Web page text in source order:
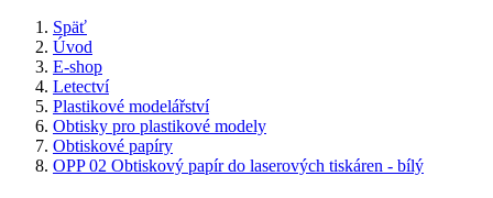
Späť
Úvod
E-shop
Letectví
Plastikové modelářství
Obtisky pro plastikové modely
Obtiskové papíry
OPP 02 Obtiskový papír do laserových tiskáren - bílý